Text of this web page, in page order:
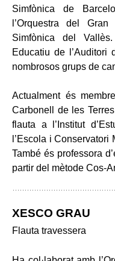
Simfònica de
l’Orquestra del
Simfònica del
Educatiu de
nombrosos grups de
Actualment és
Carbonell de les
flauta a l’Institut
l’Escola i
També és professora
partir del mètode Cos-
XESCO GRAU
Flauta travessera